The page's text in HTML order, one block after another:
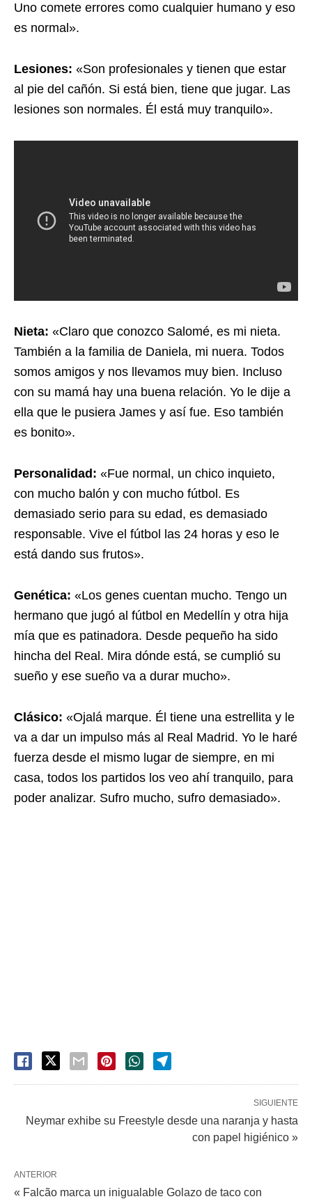
Uno comete errores como cualquier humano y eso
es normal».
Lesiones: «Son profesionales y tienen que estar
al pie del cañón. Si está bien, tiene que jugar. Las
lesiones son normales. Él está muy tranquilo».
Nieta: «Claro que conozco Salomé, es mi nieta.
También a la familia de Daniela, mi nuera. Todos
somos amigos y nos llevamos muy bien. Incluso
con su mamá hay una buena relación. Yo le dije a
ella que le pusiera James y así fue. Eso también
es bonito».
Personalidad: «Fue normal, un chico inquieto,
con mucho balón y con mucho fútbol. Es
demasiado serio para su edad, es demasiado
responsable. Vive el fútbol las 24 horas y eso le
está dando sus frutos».
Genética: «Los genes cuentan mucho. Tengo un
hermano que jugó al fútbol en Medellín y otra hija
mía que es patinadora. Desde pequeño ha sido
hincha del Real. Mira dónde está, se cumplió su
sueño y ese sueño va a durar mucho».
Clásico: «Ojalá marque. Él tiene una estrellita y le
va a dar un impulso más al Real Madrid. Yo le haré
fuerza desde el mismo lugar de siempre, en mi
casa, todos los partidos los veo ahí tranquilo, para
poder analizar. Sufro mucho, sufro demasiado».
SIGUIENTE
Neymar exhibe su Freestyle desde una naranja y hasta
con papel higiénico »
ANTERIOR
« Falcão marca un inigualable Golazo de taco con